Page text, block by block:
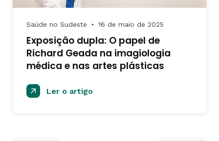
Saúde no Sudeste ● 16 de maio de 2025
Exposição dupla: O papel de
Richard Geada na imagiologia
médica e nas artes plásticas
Ler o artigo